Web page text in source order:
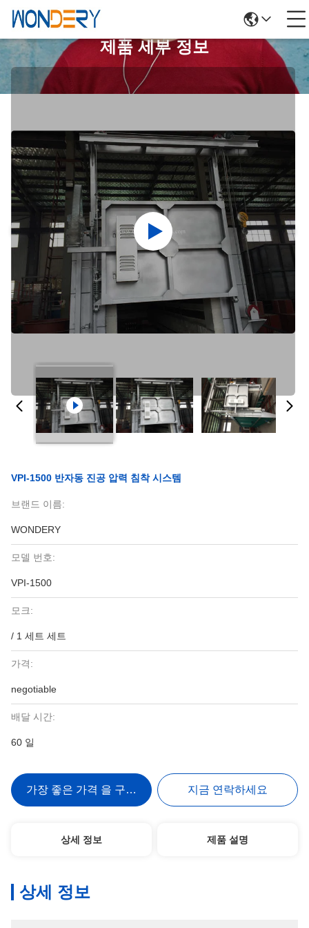
제품 세부 정보
VPI-1500 반자동 진공 압력 침착 시스템
브랜드 이름:
WONDERY
모델 번호:
VPI-1500
모크:
/ 1 세트 세트
가격:
negotiable
배달 시간:
60 일
가장 좋은 가격 을 구하라 지금 연락하세요
상세 정보 제품 설명
상세 정보